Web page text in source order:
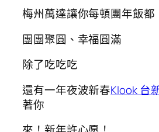
梅州萬達讓你每頓團年飯都
團團聚圓、幸福圓滿
除了吃吃吃
還有一年夜波新春Klook 台
著你